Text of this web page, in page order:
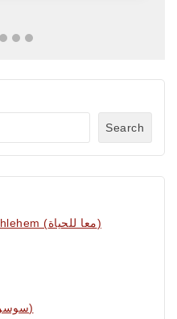
Search
Ma’an lil-Hayat – L’Arche Bethlehem (معا للحياة)
Sawsan Rishmawi (سوسن رشماوي)